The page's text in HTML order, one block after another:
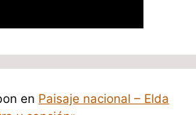
en Paisaje nacional – Elda